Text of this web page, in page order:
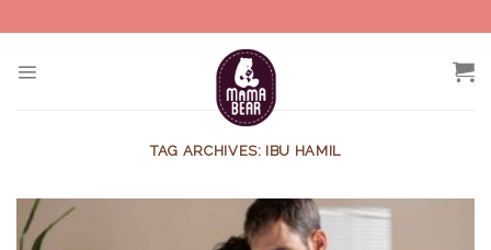
to
TAG ARCHIVES: IBU HAMIL